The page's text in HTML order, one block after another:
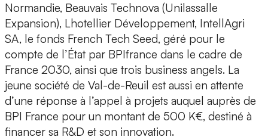
Normandie, Beauvais Technova (Unilassalle
Expansion), Lhotellier Développement, IntellAgri
SA, le fonds French Tech Seed, géré pour le
compte de l’État par BPIfrance dans le cadre de
France 2030, ainsi que trois business angels. La
jeune société de Val-de-Reuil est aussi en attente
d’une réponse à l’appel à projets auquel auprès de
BPI France pour un montant de 500 K€, destiné à
financer sa R&D et son innovation.